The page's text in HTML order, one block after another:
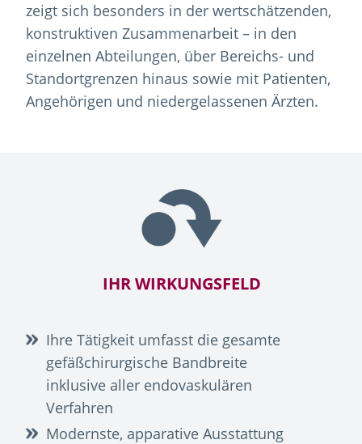
zeigt sich besonders in der wertschätzenden,
konstruktiven Zusammenarbeit – in den
einzelnen Abteilungen, über Bereichs- und
Standortgrenzen hinaus sowie mit Patienten,
Angehörigen und niedergelassenen Ärzten.
IHR WIRKUNGSFELD
Ihre Tätigkeit umfasst die gesamte
gefäßchirurgische Bandbreite
inklusive aller endovaskulären
Verfahren
Modernste, apparative Ausstattung